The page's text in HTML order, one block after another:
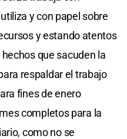
y con papel sobre
y estando atentos
que sacuden la
respaldar el trabajo
fines de enero
completos para la
como no se